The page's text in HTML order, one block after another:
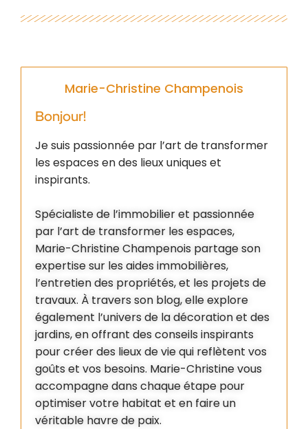
Marie-Christine Champenois
Bonjour!
Je suis passionnée par l’art de transformer
les espaces en des lieux uniques et
inspirants.
Spécialiste de l’immobilier et passionnée
par l’art de transformer les espaces,
Marie-Christine Champenois partage son
expertise sur les aides immobilières,
l’entretien des propriétés, et les projets de
travaux. À travers son blog, elle explore
également l’univers de la décoration et des
jardins, en offrant des conseils inspirants
pour créer des lieux de vie qui reflètent vos
goûts et vos besoins. Marie-Christine vous
accompagne dans chaque étape pour
optimiser votre habitat et en faire un
véritable havre de paix.